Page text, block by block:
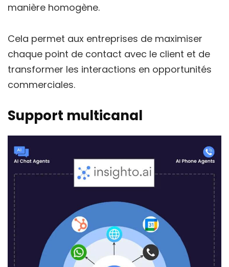
manière homogène.
Cela permet aux entreprises de maximiser
chaque point de contact avec le client et de
transformer les interactions en opportunités
commerciales.
Support multicanal